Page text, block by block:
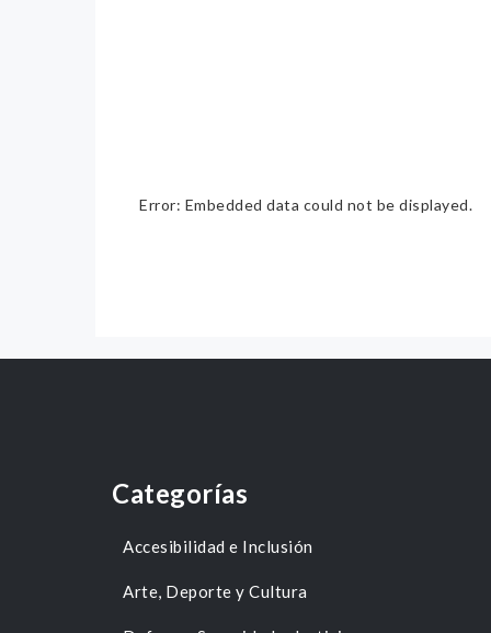
Error: Embedded data could not be displayed.
Categorías
Accesibilidad e Inclusión
Arte, Deporte y Cultura